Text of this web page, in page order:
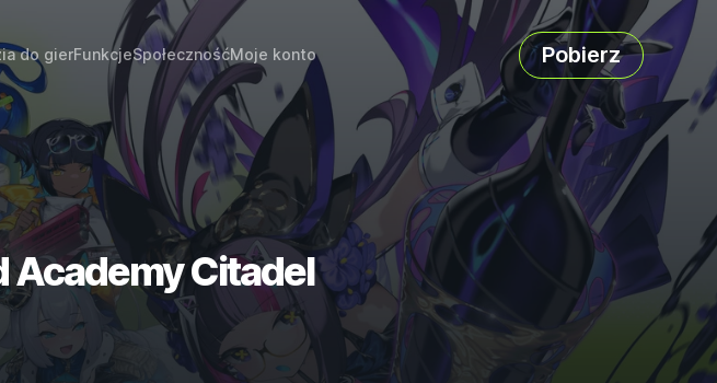
do gierFunkcjeSpołecznośćMoje konto Pobierz
Academy Citadel